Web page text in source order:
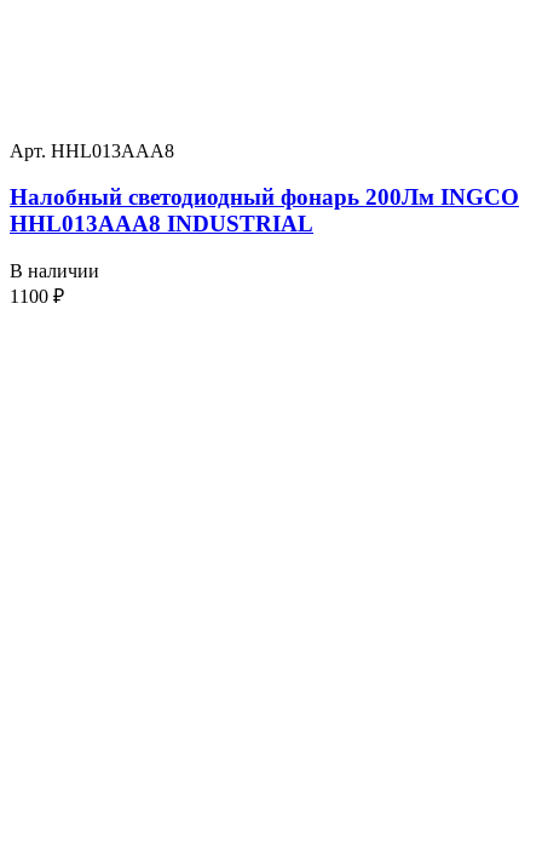
Арт. HHL013AAA8
Налобный светодиодный фонарь 200Лм INGCO
HHL013AAA8 INDUSTRIAL
В наличии
1100 ₽